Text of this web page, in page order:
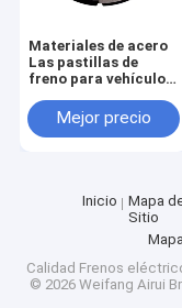
Materiales de acero
Las pastillas de
freno para vehículos
capacidad de 1 litro
de líquido
Mejor precio
Inicio
Mapa
Sitio
Calidad Frenos
© 2026 Weifang Airui